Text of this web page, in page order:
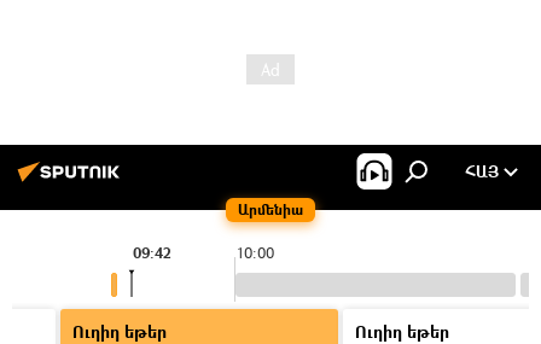
Արմենիա
ՀԱՅ
10:00
09:42
Ուղիղ եթեր
Ուղիղ եթեր